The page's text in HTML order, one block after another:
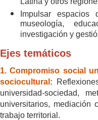
Latina y otros
Impulsar espacios
museología,
investigación y
Ejes temáticos
1. Compromiso social
sociocultural:
universidad-sociedad,
universitarios, mediación
trabajo territorial.